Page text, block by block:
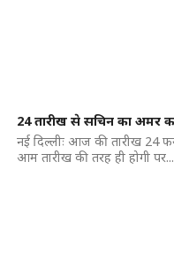
24 तारीख से सचिन का अमर
नई दिल्लीः आज की तारीख 24
आम तारीख की तरह ही होगी पर...